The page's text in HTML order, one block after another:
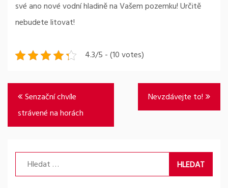
své ano nové vodní hladině na Vašem pozemku! Určitě
nebudete litovat!
4.3/5 - (10 votes)
Navigace
pro
příspěvek
Senzační chvíle
strávené na horách
Nevzdávejte to!
Vyhledávání